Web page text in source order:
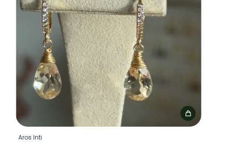
Aros Inti